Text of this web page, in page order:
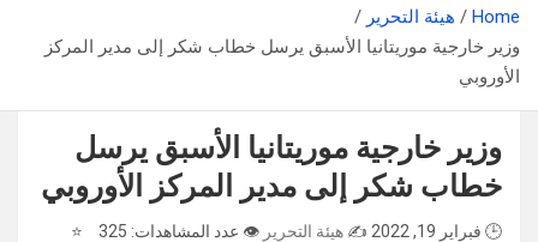
Home
هيئة التحرير
وزير خارجية موريتانيا الأسبق يرسل خطاب شكر إلى مدير المركز
الأوروبي
وزير خارجية موريتانيا الأسبق يرسل
خطاب شكر إلى مدير المركز الأوروبي
🕒 فبراير 19, 2022 ✍️ هيئة التحرير 👁️ عدد المشاهدات: 325
⭐